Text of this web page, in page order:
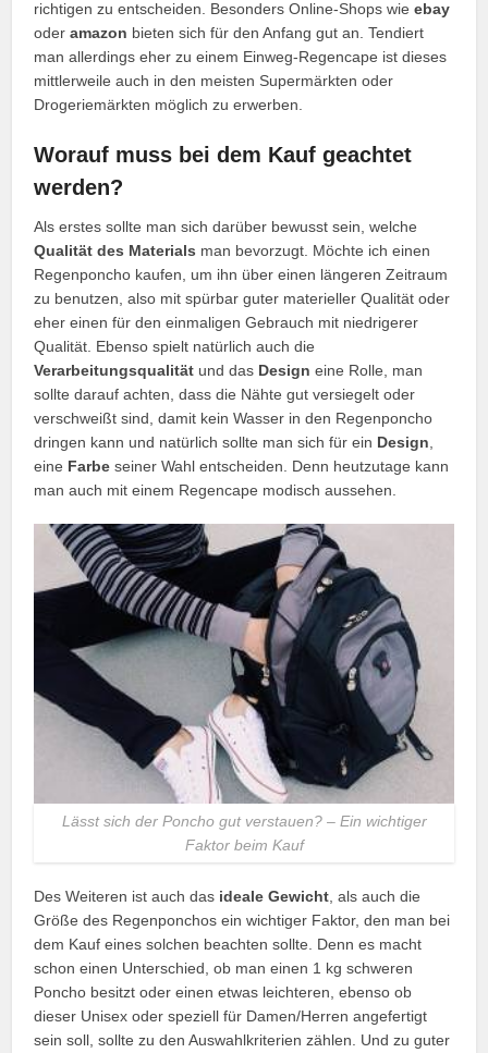
richtigen zu entscheiden. Besonders Online-Shops wieebay
oderamazon bieten sich für den Anfang gut an. Tendiert
man allerdings eher zu einem Einweg-Regencape ist dieses
mittlerweile auch in den meisten Supermärkten oder
Drogeriemärkten möglich zu erwerben.
Worauf muss bei dem Kauf geachtet
werden?
Als erstes sollte man sich darüber bewusst sein, welche
Qualität des Materials man bevorzugt. Möchte ich einen
Regenponcho kaufen, um ihn über einen längeren Zeitraum
zu benutzen, also mit spürbar guter materieller Qualität oder
eher einen für den einmaligen Gebrauch mit niedrigerer
Qualität. Ebenso spielt natürlich auch die
Verarbeitungsqualität und das Design eine Rolle, man
sollte darauf achten, dass die Nähte gut versiegelt oder
verschweißt sind, damit kein Wasser in den Regenponcho
dringen kann und natürlich sollte man sich für ein Design
eine Farbe seiner Wahl entscheiden. Denn heutzutage kann
man auch mit einem Regencape modisch aussehen.
Lässt sich der Poncho gut verstauen? – Ein wichtiger
Faktor beim Kauf
Des Weiteren ist auch das ideale Gewicht , als auch die
Größe des Regenponchos ein wichtiger Faktor, den man bei
dem Kauf eines solchen beachten sollte. Denn es macht
schon einen Unterschied, ob man einen 1 kg schweren
Poncho besitzt oder einen etwas leichteren, ebenso ob
dieser Unisex oder speziell für Damen/Herren angefertigt
sein soll, sollte zu den Auswahlkriterien zählen. Und zu guter